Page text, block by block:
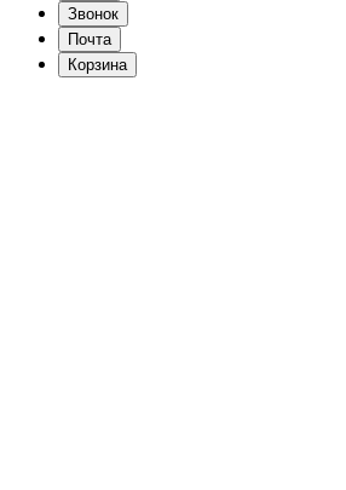
Звонок
Почта
Корзина